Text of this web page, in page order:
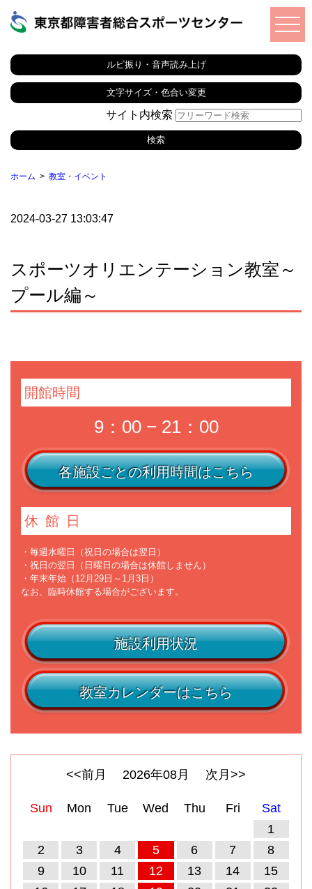
ルビ振り・音声読み上げ
文字サイズ・色合い変更
サイト内検索
ホーム 教室・イベント
2024-03-27 13:03:47
スポーツオリエンテーション教室～
プール編～
開館時間
9：00 − 21：00
各施設ごとの利用時間はこちら
休館日
・毎週水曜日（祝日の場合は翌日）
・祝日の翌日（日曜日の場合は休館しません）
・年末年始（12月29日～1月3日）
なお、臨時休館する場合がございます。
施設利用状況
教室カレンダーはこちら
<<前月 2026年08月 次月>>
Sun Mon Tue Wed Thu Fri
Sat
1
2
3 4 5 6 7
8
9
10 11 12 13 14
15